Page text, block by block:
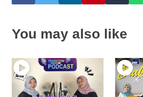
You may also like